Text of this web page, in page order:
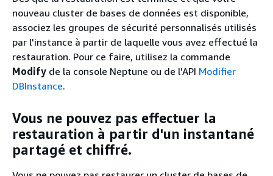
nouveau cluster de bases de données est disponible,
associez les groupes de sécurité personnalisés utilisés
par l'instance à partir de laquelle vous avez effectué la
restauration. Pour ce faire, utilisez la commande
Modify de la console Neptune ou de l'API Modifier
DBInstance.
Vous ne pouvez pas effectuer la
restauration à partir d'un instantané
partagé et chiffré.